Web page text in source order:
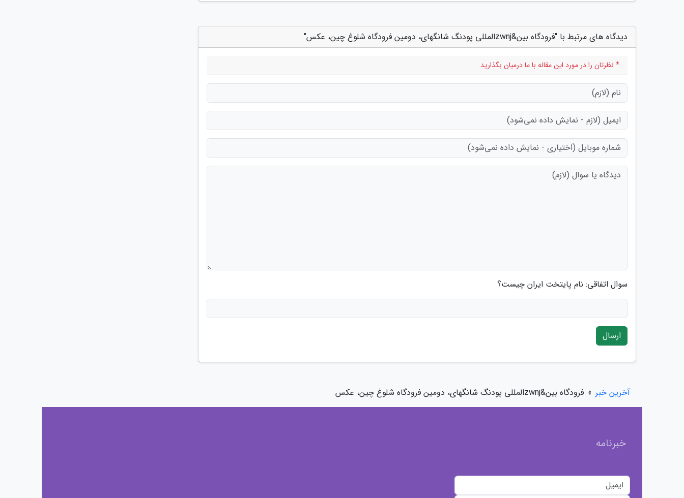
دیدگاه های مرتبط با "فرودگاه بین&zwnjالمللی پودنگ شانگهای، دومین فرودگاه شلوغ چین، عکس"
* نظرتان را در مورد این مقاله با ما درمیان بگذارید
سوال اتفاقی: نام پایتخت ایران چیست؟
ارسال
آخرین خبر » فرودگاه بین&zwnjالمللی پودنگ شانگهای، دومین فرودگاه شلوغ چین، عکس
خبرنامه